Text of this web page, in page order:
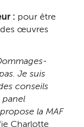
: pour être
œuvres
Je suis
conseils
panel
la MAF
Charlotte